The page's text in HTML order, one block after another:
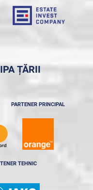
ȚĂRII
PARTENER PRINCIPAL
TEHNIC